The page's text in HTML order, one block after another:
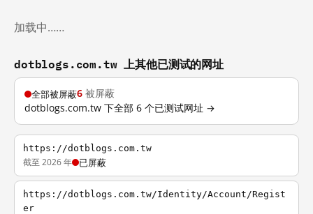
加载中……
dotblogs.com.tw 上其他已测试的网址
全部被屏蔽6 被屏蔽
dotblogs.com.tw 下全部 6 个已测试网址 →
https://dotblogs.com.tw
截至 2026 年 已屏蔽
https://dotblogs.com.tw/Identity/Account/Regist
er